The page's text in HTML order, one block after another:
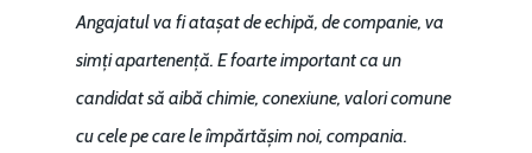
Angajatul va fi atașat de echipă, de companie, va
simți apartenență. E foarte important ca un
candidat să aibă chimie, conexiune, valori comune
cu cele pe care le împărtășim noi, compania.